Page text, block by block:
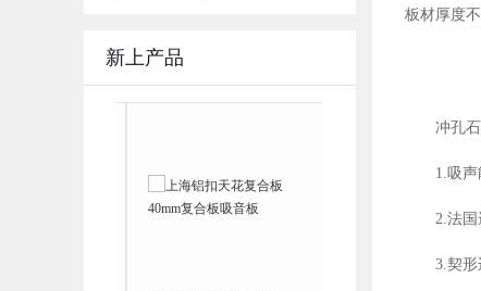
板材厚度
冲孔
1.吸
2.法国
3.契形
新上产品